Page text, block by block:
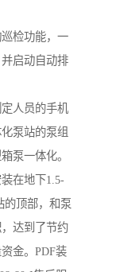
检功能，一
启动自动排
人员的手机
泵站的泵组
泵一体化。
在地下1.5-
的顶部，和泵
达到了节约
金。PDF装